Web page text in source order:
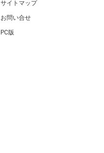
サイトマップ
お問い合せ
PC版